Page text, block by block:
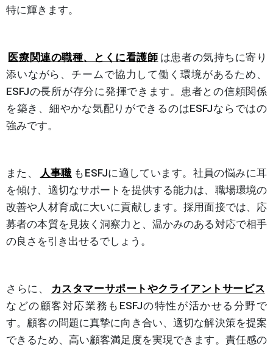
特に輝きます。
医療関連の職種、とくに看護師 は患者の気持ちに寄り
添いながら、チームで協力して働く環境があるため、
ESFJの長所が存分に発揮できます。患者との信頼関係
を築き、細やかな気配りができるのはESFJならではの
強みです。
また、 人事職 もESFJに適しています。社員の悩みに耳
を傾け、適切なサポートを提供する能力は、職場環境の
改善や人材育成に大いに貢献します。採用面接では、応
募者の本質を見抜く洞察力と、温かみのある対応で相手
の良さを引き出せるでしょう。
さらに、
カスタマーサポートやクライアントサービス
などの顧客対応業務もESFJの特性が活かせる分野で
す。顧客の問題に真摯に向き合い、適切な解決策を提案
できるため、高い顧客満足度を実現できます。責任感の